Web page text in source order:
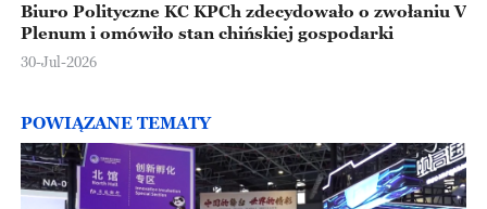
Biuro Polityczne KC KPCh zdecydowało o zwołaniu V
Plenum i omówiło stan chińskiej gospodarki
30-Jul-2026
POWIĄZANE TEMATY